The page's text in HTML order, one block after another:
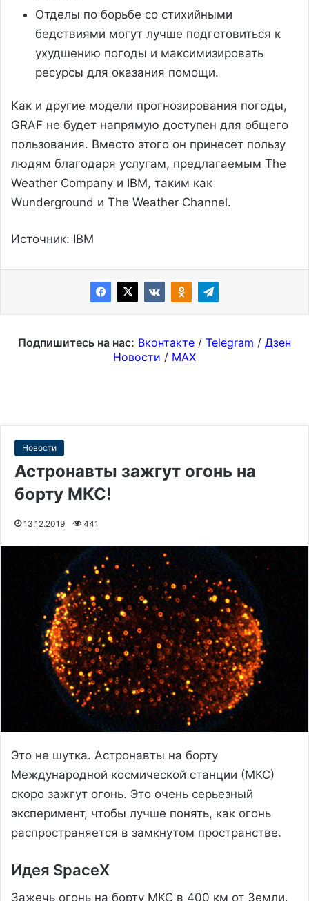
Отделы по борьбе со стихийными
бедствиями могут лучше подготовиться к
ухудшению погоды и максимизировать
ресурсы для оказания помощи.
Как и другие модели прогнозирования погоды,
GRAF не будет напрямую доступен для общего
пользования. Вместо этого он принесет пользу
людям благодаря услугам, предлагаемым The
Weather Company и IBM, таким как
Wunderground и The Weather Channel.
Источник: IBM
Подпишитесь на нас: Вконтакте / Telegram / Дзен
Новости / MAX